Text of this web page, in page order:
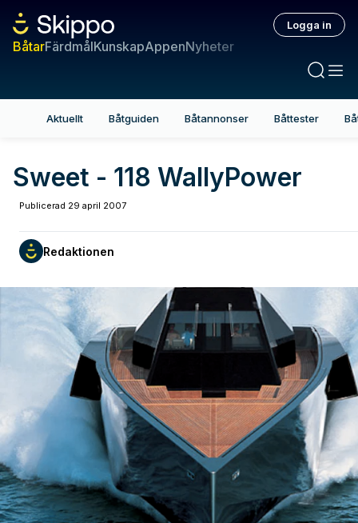
BåtarFärdmålKunskapAppenNyheter
Logga in
Aktuellt Båtguiden Båtannonser Båttester
Sweet - 118 WallyPower
Publicerad 29 april 2007
Redaktionen